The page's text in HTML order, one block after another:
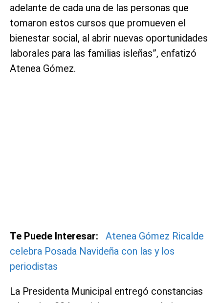
adelante de cada una de las personas que
tomaron estos cursos que promueven el
bienestar social, al abrir nuevas oportunidades
laborales para las familias isleñas”, enfatizó
Atenea Gómez.
Te Puede Interesar: Atenea Gómez Ricalde
celebra Posada Navideña con las y los
periodistas
La Presidenta Municipal entregó constancias